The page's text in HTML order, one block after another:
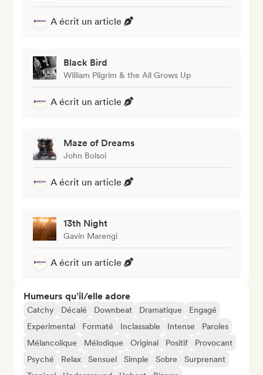
A écrit un article
Black Bird
William Pilgrim & the All Grows Up
A écrit un article
Maze of Dreams
John Bolsoi
A écrit un article
13th Night
Gavin Marengi
A écrit un article
Humeurs qu’il/elle adore
Catchy Décalé Downbeat Dramatique
Engagé
Experimental
Formaté Inclassable Intense
Paroles
Mélancolique
Mélodique Original Positif
Provocant
Psyché
Relax Sensuel Simple Sobre
Surprenant